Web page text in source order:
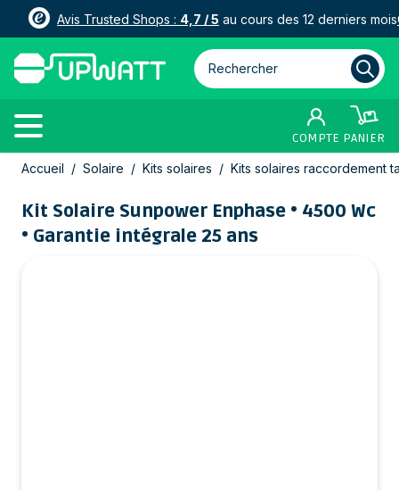
Avis Trusted Shops : 4,7 / 5 au cours des 12 derniers mois
Rechercher parmi plus de
COMPTE PANIER
Allez au contenu
Accueil / Solaire / Kits solaires / Kits solaires raccordement
Kit Solaire Sunpower Enphase • 4500 Wc
• Garantie intégrale 25 ans